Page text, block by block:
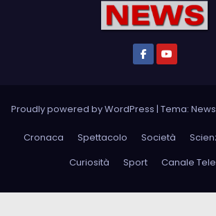
Proudly powered by WordPress | Tema:
Cronaca Spettacolo Società
Curiosità
Sport Canale